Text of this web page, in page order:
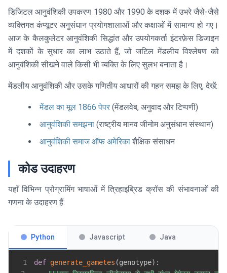
डिजिटल आनुवंशिकी उपकरण 1980 और 1990 के दशक में उभरे जैसे-जैसे
व्यक्तिगत कंप्यूटर अनुसंधान प्रयोगशालाओं और कक्षाओं में सामान्य हो गए।
आज के कैलकुलेटर आनुवंशिकी सिद्धांत और उपयोगकर्ता इंटरफ़ेस डिजाइन
में दशकों के सुधार का लाभ उठाते हैं, जो जटिल मेंडलीय विश्लेषण को
आनुवंशिकी सीखने वाले किसी भी व्यक्ति के लिए सुलभ बनाता है।
मेंडलीय आनुवंशिकी और उसके गणितीय आधारों की गहन समझ के लिए, देखें:
मेंडल का मूल 1866 पेपर (मेंडलवेब, अनुवाद और टिप्पणी)
आनुवंशिकी समझना (राष्ट्रीय मानव जीनोम अनुसंधान संस्थान)
आनुवंशिकी समाज ऑफ अमेरिका शैक्षिक संसाधन
कोड उदाहरण
यहाँ विभिन्न प्रोग्रामिंग भाषाओं में त्रिहाइब्रिड क्रॉस की संभावनाओं की
गणना के उदाहरण हैं:
Python Javascript Java
1 def generate_gametes (genotype) :